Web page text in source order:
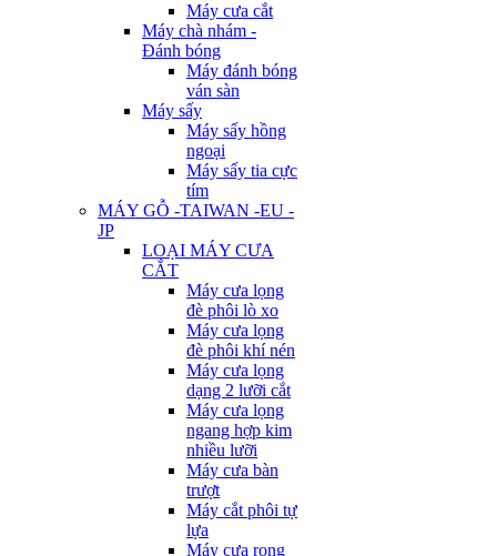
Máy cưa cắt
Máy chà nhám -
Đánh bóng
Máy đánh bóng
ván sàn
Máy sấy
Máy sấy hồng
ngoại
Máy sấy tia cực
tím
MÁY GỖ -TAIWAN -EU -
JP
LOẠI MÁY CƯA
CẮT
Máy cưa lọng
đè phôi lò xo
Máy cưa lọng
đè phôi khí nén
Máy cưa lọng
dạng 2 lưỡi cắt
Máy cưa lọng
ngang hợp kim
nhiều lưỡi
Máy cưa bàn
trượt
Máy cắt phôi tự
lựa
Máy cưa rong